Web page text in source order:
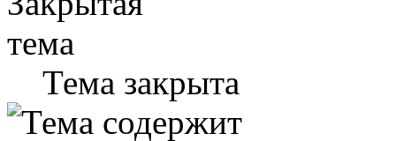
Тема закрыта